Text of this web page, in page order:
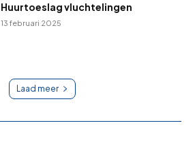
Huurtoeslag vluchtelingen
13 februari 2025
Laad meer